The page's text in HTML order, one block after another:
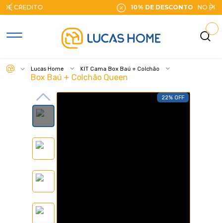
10% DE DESCONTONO PIX
Lucas Home KIT Cama Box Baú + Colchão
Box Baú + Colchão Queen
22% OFF